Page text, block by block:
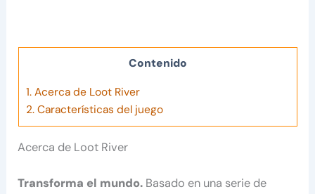
Contenido
1.Acerca de Loot River
2.Características del juego
Acerca de Loot River
Transforma el mundo. Basado en una serie de